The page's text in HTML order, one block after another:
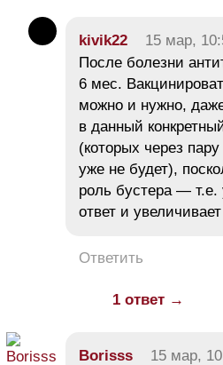
kivik22 15 мар,
После болезни
6 мес.
можно и нужно,
в данный
(которых через
уже не будет),
роль бустера —
ответ и
Ответить
1 ответ →
Borisss 15 мар,